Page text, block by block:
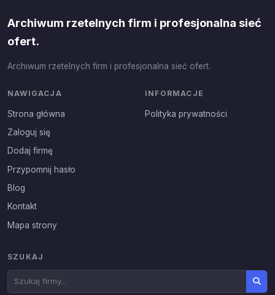
Archiwum rzetelnych firm i profesjonalna sieć
ofert.
Archiwum rzetelnych firm i profesjonalna sieć ofert.
NAWIGACJA
Strona główna
Zaloguj się
Dodaj firmę
Przypomnij hasło
Blog
Kontakt
Mapa strony
INFORMACJE
Polityka prywatności
SZUKAJ